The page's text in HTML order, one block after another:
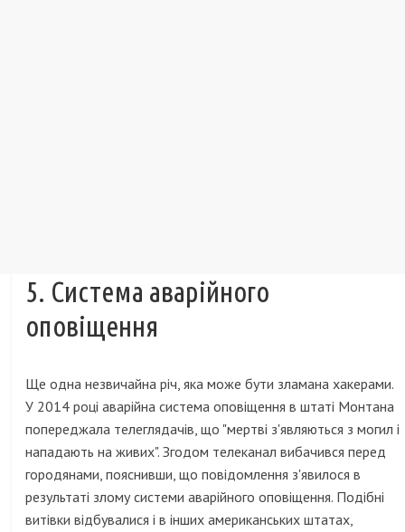
5. Система аварійного
оповіщення
Ще одна незвичайна річ, яка може бути зламана хакерами.
У 2014 році аварійна система оповіщення в штаті Монтана
попереджала телеглядачів, що "мертві з'являються з могил і
нападають на живих". Згодом телеканал вибачився перед
городянами, пояснивши, що повідомлення з'явилося в
результаті злому системи аварійного оповіщення. Подібні
витівки відбувалися і в інших американських штатах,